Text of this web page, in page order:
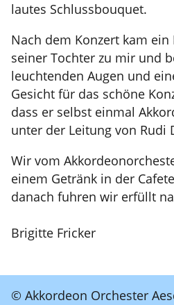
lautes Schlussbouquet.
Nach dem Konzert kam
seiner Tochter zu mir und
leuchtenden Augen und
Gesicht für das schöne
dass er selbst einmal
unter der Leitung von Rudi
Wir vom
einem Getränk in der
danach fuhren wir erfüllt
Brigitte Fricker
© Akkordeon Orchester